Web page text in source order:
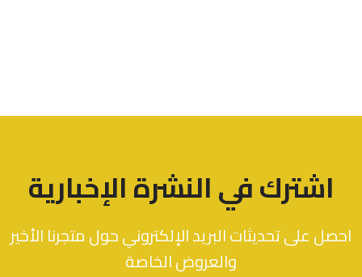
اشترك في النشرة الإخبارية
احصل على تحديثات البريد الإلكتروني حول متجرنا الأخير
والعروض الخاصة